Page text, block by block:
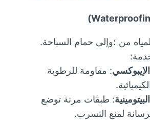
من ؛وإلى حمام السباحة.
: مقاومة للرطوبة
: طبقات مرنة توضع
لمنع التسرب.